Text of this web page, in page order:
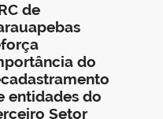
de
do
entidades do
Setor